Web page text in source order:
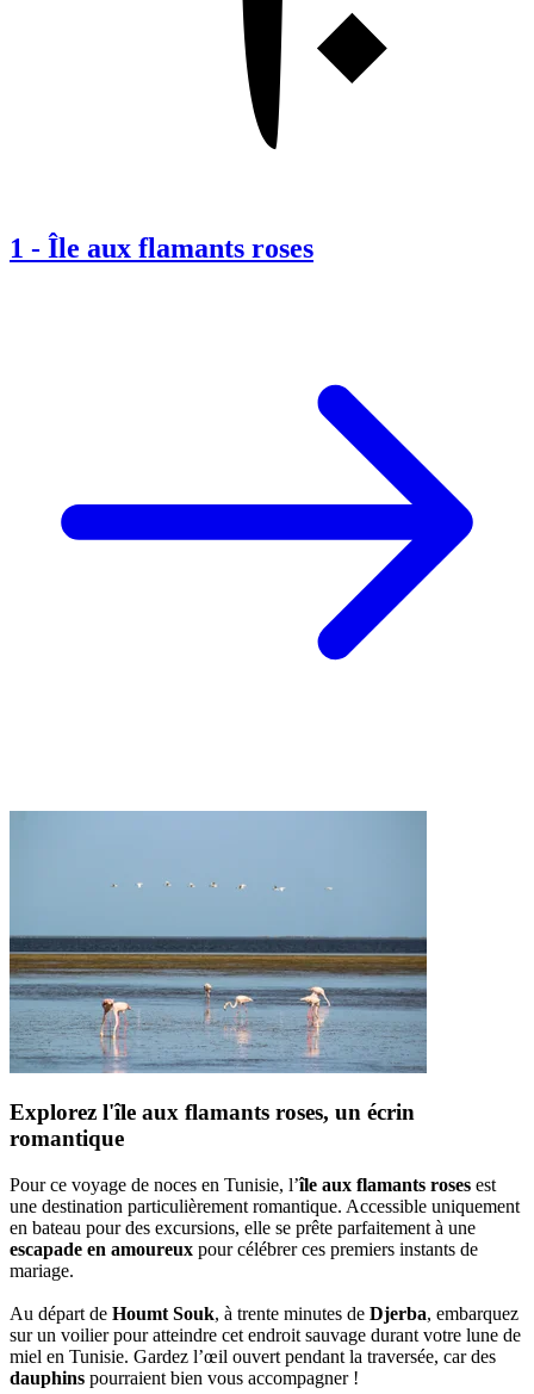
1 - Île aux flamants roses
Explorez l'île aux flamants roses, un écrin
romantique
Pour ce voyage de noces en Tunisie, l’île aux flamants roses est
une destination particulièrement romantique. Accessible uniquement
en bateau pour des excursions, elle se prête parfaitement à une
escapade en amoureux pour célébrer ces premiers instants de
mariage.
Au départ de Houmt Souk, à trente minutes de Djerba, embarquez
sur un voilier pour atteindre cet endroit sauvage durant votre lune de
miel en Tunisie. Gardez l’œil ouvert pendant la traversée, car des
dauphins pourraient bien vous accompagner !